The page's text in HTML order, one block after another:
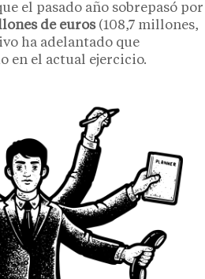
el pasado año sobrepasó por
de euros(108,7 millones,
ha adelantado que
en el actual ejercicio.